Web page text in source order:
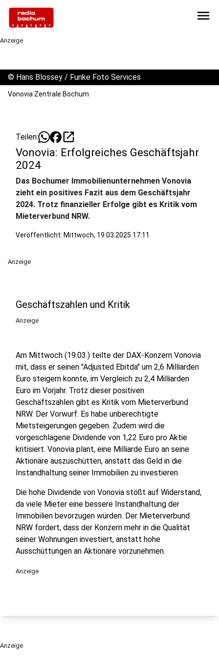
menu
Anzeige
© Hans Blossey / Funke Foto Services
Vonovia Zentrale Bochum
Teilen: open_in_new
Vonovia: Erfolgreiches Geschäftsjahr
2024
Das Bochumer Immobilienunternehmen Vonovia
zieht ein positives Fazit aus dem Geschäftsjahr
2024. Trotz finanzieller Erfolge gibt es Kritik vom
Mieterverbund NRW.
Veröffentlicht: Mittwoch, 19.03.2025 17:11
Anzeige
Geschäftszahlen und Kritik
Anzeige
Am Mittwoch (19.03.) teilte der DAX-Konzern Vonovia
mit, dass er seinen "Adjusted Ebitda" um 2,6 Milliarden
Euro steigern konnte, im Vergleich zu 2,4 Milliarden
Euro im Vorjahr. Trotz dieser positiven
Geschäftszahlen gibt es Kritik vom Mieterverbund
NRW. Der Vorwurf: Es habe unberechtigte
Mietsteigerungen gegeben. Zudem wird die
vorgeschlagene Dividende von 1,22 Euro pro Aktie
kritisiert. Vonovia plant, eine Milliarde Euro an seine
Aktionäre auszuschütten, anstatt das Geld in die
Instandhaltung seiner Immobilien zu investieren.
Die hohe Dividende von Vonovia stößt auf Widerstand,
da viele Mieter eine bessere Instandhaltung der
Immobilien bevorzugen würden. Der Mieterverbund
NRW fordert, dass der Konzern mehr in die Qualität
seiner Wohnungen investiert, anstatt hohe
Ausschüttungen an Aktionäre vorzunehmen.
Anzeige
Anzeige